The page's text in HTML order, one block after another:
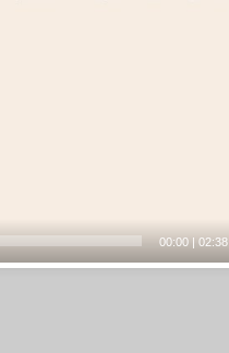
00:00 | 02:38